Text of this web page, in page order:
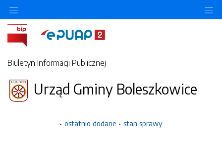
Biuletyn Informacji Publicznej
Urząd Gminy Boleszkowice
ostatnio dodane stan sprawy